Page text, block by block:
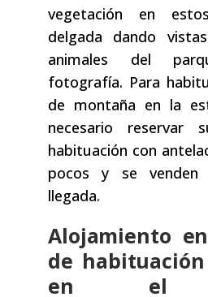
vegetación en
delgada dando
animales del
fotografía. Para
de montaña en la
necesario reservar
habituación con
pocos y se
llegada.
Alojamiento
de
en el